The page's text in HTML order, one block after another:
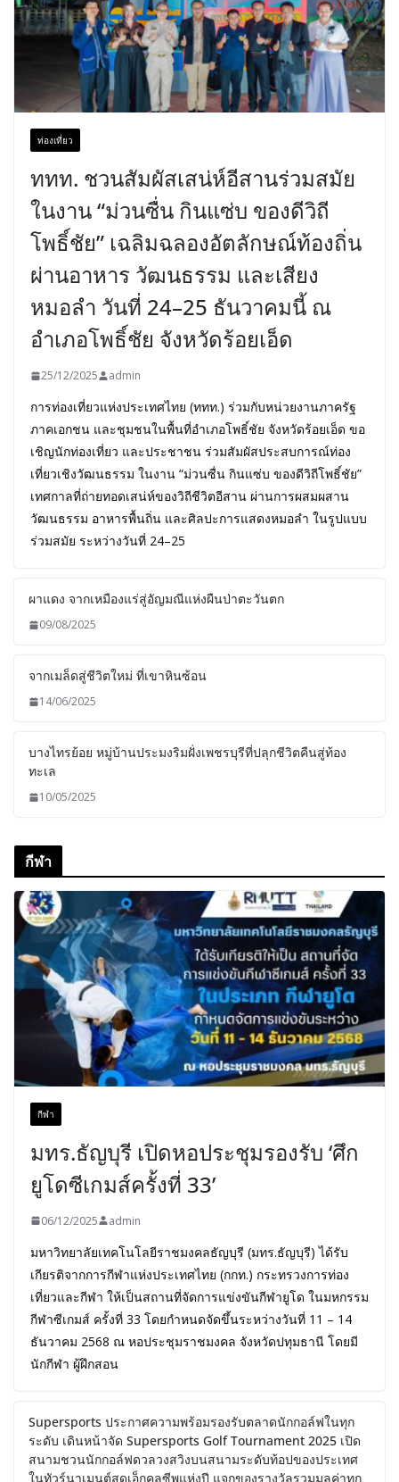
ท่องเที่ยว
ททท. ชวนสัมผัสเสน่ห์อีสานร่วมสมัย
ในงาน “ม่วนซื่น กินแซ่บ ของดีวิถี
โพธิ์ชัย” เฉลิมฉลองอัตลักษณ์ท้องถิ่น
ผ่านอาหาร วัฒนธรรม และเสียง
หมอลำ วันที่ 24–25 ธันวาคมนี้ ณ
อำเภอโพธิ์ชัย จังหวัดร้อยเอ็ด
25/12/2025 admin
การท่องเที่ยวแห่งประเทศไทย (ททท.) ร่วมกับหน่วยงานภาครัฐ
ภาคเอกชน และชุมชนในพื้นที่อำเภอโพธิ์ชัย จังหวัดร้อยเอ็ด ขอ
เชิญนักท่องเที่ยว และประชาชน ร่วมสัมผัสประสบการณ์ท่อง
เที่ยวเชิงวัฒนธรรม ในงาน “ม่วนซื่น กินแซ่บ ของดีวิถีโพธิ์ชัย”
เทศกาลที่ถ่ายทอดเสน่ห์ของวิถีชีวิตอีสาน ผ่านการผสมผสาน
วัฒนธรรม อาหารพื้นถิ่น และศิลปะการแสดงหมอลำ ในรูปแบบ
ร่วมสมัย ระหว่างวันที่ 24–25
ผาแดง จากเหมืองแร่สู่อัญมณีแห่งผืนป่าตะวันตก
09/08/2025
จากเมล็ดสู่ชีวิตใหม่ ที่เขาหินซ้อน
14/06/2025
บางไทรย้อย หมู่บ้านประมงริมฝั่งเพชรบุรีที่ปลุกชีวิตคืนสู่ท้อง
ทะเล
10/05/2025
กีฬา
กีฬา
มทร.ธัญบุรี เปิดหอประชุมรองรับ ‘ศึก
ยูโดซีเกมส์ครั้งที่ 33’
06/12/2025 admin
มหาวิทยาลัยเทคโนโลยีราชมงคลธัญบุรี (มทร.ธัญบุรี) ได้รับ
เกียรติจากการกีฬาแห่งประเทศไทย (กกท.) กระทรวงการท่อง
เที่ยวและกีฬา ให้เป็นสถานที่จัดการแข่งขันกีฬายูโด ในมหกรรม
กีฬาซีเกมส์ ครั้งที่ 33 โดยกำหนดจัดขึ้นระหว่างวันที่ 11 – 14
ธันวาคม 2568 ณ หอประชุมราชมงคล จังหวัดปทุมธานี โดยมี
นักกีฬา ผู้ฝึกสอน
Supersports ประกาศความพร้อมรองรับตลาดนักกอล์ฟในทุก
ระดับ เดินหน้าจัด Supersports Golf Tournament 2025 เปิด
สนามชวนนักกอล์ฟดวลวงสวิงบนสนามระดับท้อปของประเทศ
ในทัวร์นาเมนต์สุดเอ็กคลูซีพแห่งปี แจกของรางวัลรวมมูลค่าทุก